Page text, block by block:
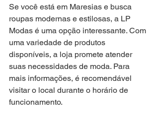
Se você está em Maresias e busca
roupas modernas e estilosas, a LP
Modas é uma opção interessante. Com
uma variedade de produtos
disponíveis, a loja promete atender
suas necessidades de moda. Para
mais informações, é recomendável
visitar o local durante o horário de
funcionamento.